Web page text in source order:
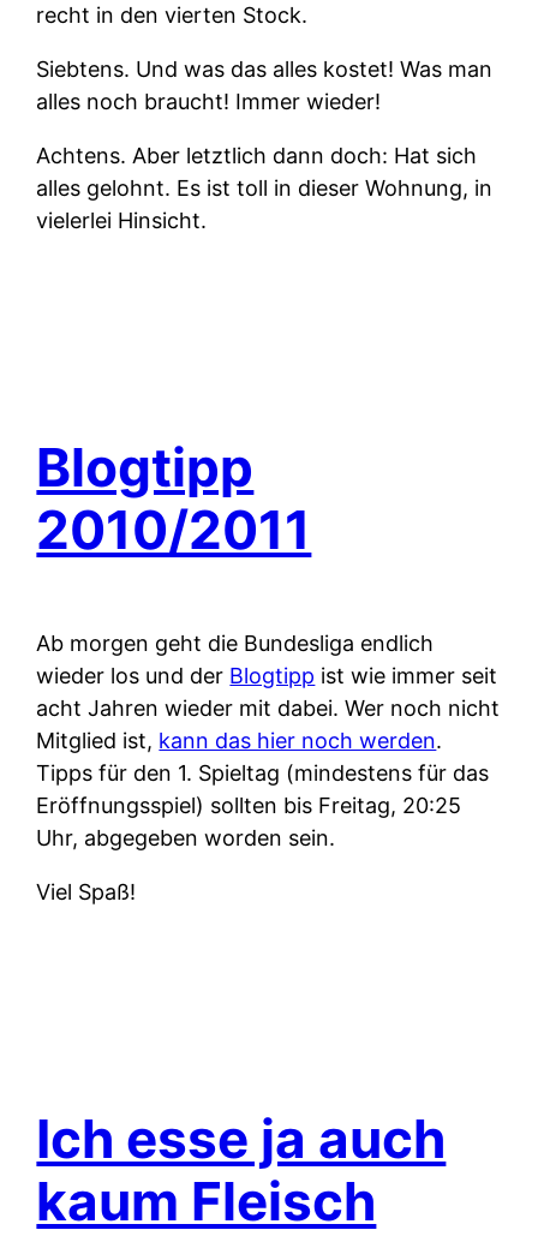
recht in den vierten Stock.
Siebtens. Und was das alles kostet! Was man
alles noch braucht! Immer wieder!
Achtens. Aber letztlich dann doch: Hat sich
alles gelohnt. Es ist toll in dieser Wohnung, in
vielerlei Hinsicht.
Blogtipp
2010/2011
Ab morgen geht die Bundesliga endlich
wieder los und der Blogtipp ist wie immer seit
acht Jahren wieder mit dabei. Wer noch nicht
Mitglied ist, kann das hier noch werden.
Tipps für den 1. Spieltag (mindestens für das
Eröffnungsspiel) sollten bis Freitag, 20:25
Uhr, abgegeben worden sein.
Viel Spaß!
Ich esse ja auch
kaum Fleisch